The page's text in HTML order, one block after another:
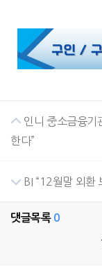
인니 중소금융기
한다”
BI “12월말 외
댓글목록 0